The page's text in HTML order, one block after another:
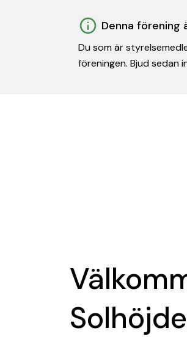
Denna förening
Du som är
föreningen. Bjud sedan